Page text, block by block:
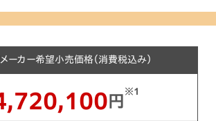
ーカー希望小売価格（消費税込み）
円
※1